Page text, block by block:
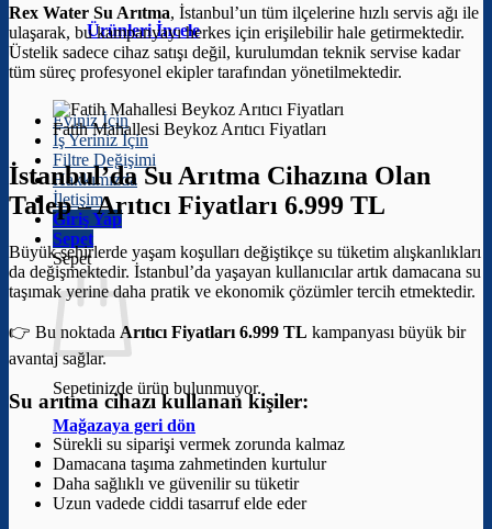
Ürünleri İncele
Eviniz İçin
İş Yeriniz İçin
Filtre Değişimi
Hakkımızda
İletişim
Giriş Yap
Sepet
Sepet
Sepetinizde ürün bulunmuyor.
Mağazaya geri dön
Rex Water Su Arıtma, İstanbul’un tüm ilçelerine hızlı servis ağı ile
ulaşarak, bu kampanyayı herkes için erişilebilir hale getirmektedir.
Üstelik sadece cihaz satışı değil, kurulumdan teknik servise kadar
tüm süreç profesyonel ekipler tarafından yönetilmektedir.
Fatih Mahallesi Beykoz Arıtıcı Fiyatları
İstanbul’da Su Arıtma Cihazına Olan
Talep –Arıtıcı Fiyatları 6.999 TL
Büyük şehirlerde yaşam koşulları değiştikçe su tüketim alışkanlıkları
da değişmektedir. İstanbul’da yaşayan kullanıcılar artık damacana su
taşımak yerine daha pratik ve ekonomik çözümler tercih etmektedir.
👉 Bu noktada Arıtıcı Fiyatları 6.999 TL kampanyası büyük bir
avantaj sağlar.
Su arıtma cihazı kullanan kişiler:
Sürekli su siparişi vermek zorunda kalmaz
Damacana taşıma zahmetinden kurtulur
Daha sağlıklı ve güvenilir su tüketir
Uzun vadede ciddi tasarruf elde eder